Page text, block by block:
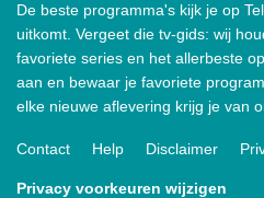
De beste programma's kijk je op
uitkomt. Vergeet die tv-gids: wij
favoriete series en het allerbeste
aan en bewaar je favoriete
elke nieuwe aflevering krijg je van
Contact Help Disclaimer
Privacy voorkeuren wijzigen